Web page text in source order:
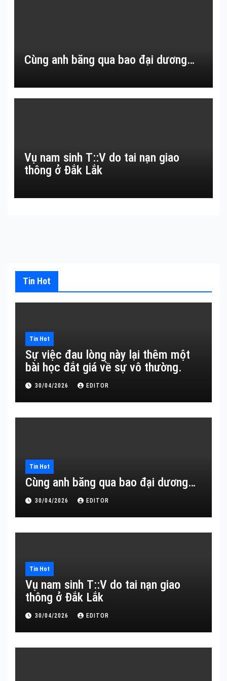
Cùng anh băng qua bao đại dương…
Vụ nam sinh T::V do tai nạn giao
thông ở Đắk Lắk
Tin Hot
Tin Hot
Sự việc đau lòng này lại thêm một
bài học đắt giá về sự vô thường.
30/04/2026 EDITOR
Tin Hot
Cùng anh băng qua bao đại dương…
30/04/2026 EDITOR
Tin Hot
Vụ nam sinh T::V do tai nạn giao
thông ở Đắk Lắk
30/04/2026 EDITOR